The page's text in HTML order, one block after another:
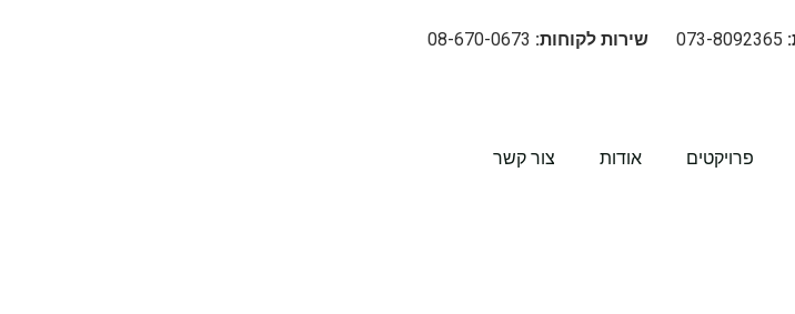
שירות לקוחות:
פרויקטים אודות צור קשר